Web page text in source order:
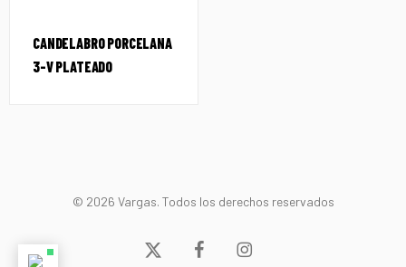
CANDELABRO PORCELANA
3-V PLATEADO
© 2026 Vargas. Todos los derechos reservados
x-
facebookinstagram